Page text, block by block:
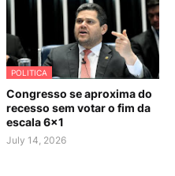
POLITICA
Congresso se aproxima do
recesso sem votar o fim da
escala 6×1
July 14, 2026